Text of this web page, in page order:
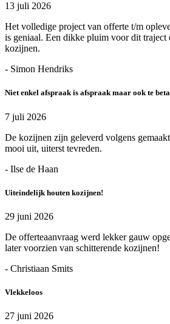
13 juli 2026
Het volledige project van offerte t/m
is geniaal. Een dikke pluim voor dit traject
kozijnen.
- Simon Hendriks
Niet enkel afspraak is afspraak maar ook te
7 juli 2026
De kozijnen zijn geleverd volgens
mooi uit, uiterst tevreden.
- Ilse de Haan
Uiteindelijk houten kozijnen!
29 juni 2026
De offerteaanvraag werd lekker gauw
later voorzien van schitterende kozijnen!
- Christiaan Smits
Vlekkeloos
27 juni 2026